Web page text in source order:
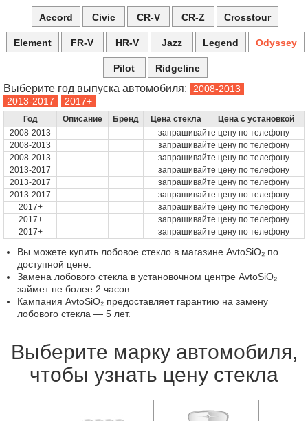
Accord Civic CR-V CR-Z Crosstour
Element FR-V HR-V Jazz Legend Odyssey
Pilot Ridgeline
Выберите год выпуска автомобиля:
Год Описание Бренд Цена стекла
Цена с установкой
2008-2013
запрашивайте цену по телефону
2008-2013
запрашивайте цену по телефону
2008-2013
запрашивайте цену по телефону
2013-2017
запрашивайте цену по телефону
2013-2017
запрашивайте цену по телефону
2013-2017
запрашивайте цену по телефону
2017+
запрашивайте цену по телефону
2017+
запрашивайте цену по телефону
2017+
запрашивайте цену по телефону
Вы можете купить лобовое стекло в магазине AvtoSiO₂ по
доступной цене.
Замена лобового стекла в установочном центре AvtoSiO₂
займет не более 2 часов.
Кампания AvtoSiO₂ предоставляет гарантию на замену
лобового стекла — 5 лет.
Выберите марку автомобиля,
чтобы узнать цену стекла